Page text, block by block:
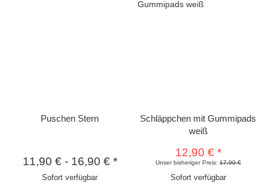
Puschen Stern
11,90 €- 16,90 € *
Sofort verfügbar
Schläppchen mit Gummipads
weiß
12,90 € *
Unser bisheriger Preis:17,90 €
Sofort verfügbar